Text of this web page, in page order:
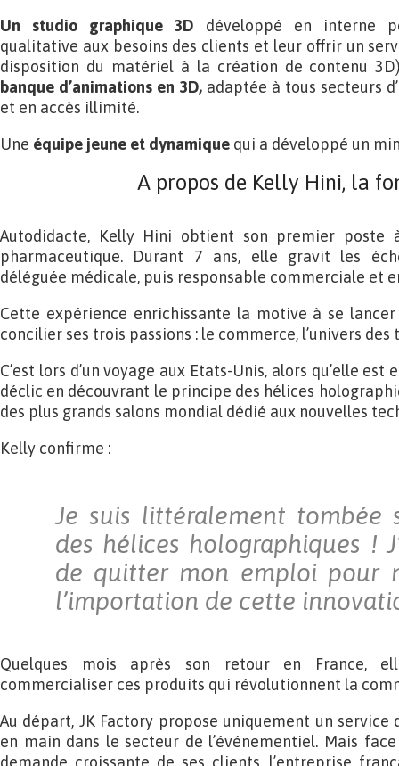
Un studio graphique 3D développé en interne
qualitative aux besoins des clients et leur offrir un
disposition du matériel à la création de contenu
banque d’animations en 3D, adaptée à tous secteurs
et en accès illimité.
Une équipe jeune et dynamique qui a développé un
A propos de Kelly Hini, la
Autodidacte, Kelly Hini obtient son premier poste
pharmaceutique. Durant 7 ans, elle gravit les
déléguée médicale, puis responsable commerciale et
Cette expérience enrichissante la motive à se
concilier ses trois passions : le commerce, l’univers
C’est lors d’un voyage aux Etats-Unis, alors qu’elle
déclic en découvrant le principe des hélices
des plus grands salons mondial dédié aux nouvelles
Kelly confirme :
Je suis littéralement tombée
des hélices holographiques !
de quitter mon emploi pour
l’importation de cette
Quelques mois après son retour en France,
commercialiser ces produits qui révolutionnent la
Au départ, JK Factory propose uniquement un
en main dans le secteur de l’événementiel. Mais
demande croissante de ses clients, l’entreprise